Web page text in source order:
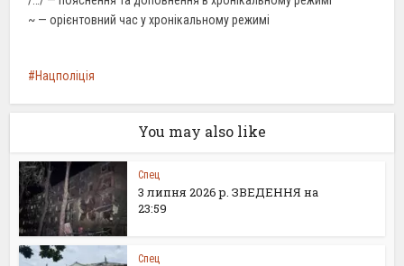
~ — орієнтовний час у хронікальному режимі
Нацполіція
You may also like
Спец
3 липня 2026 р. ЗВЕДЕННЯ на
23:59
Спец